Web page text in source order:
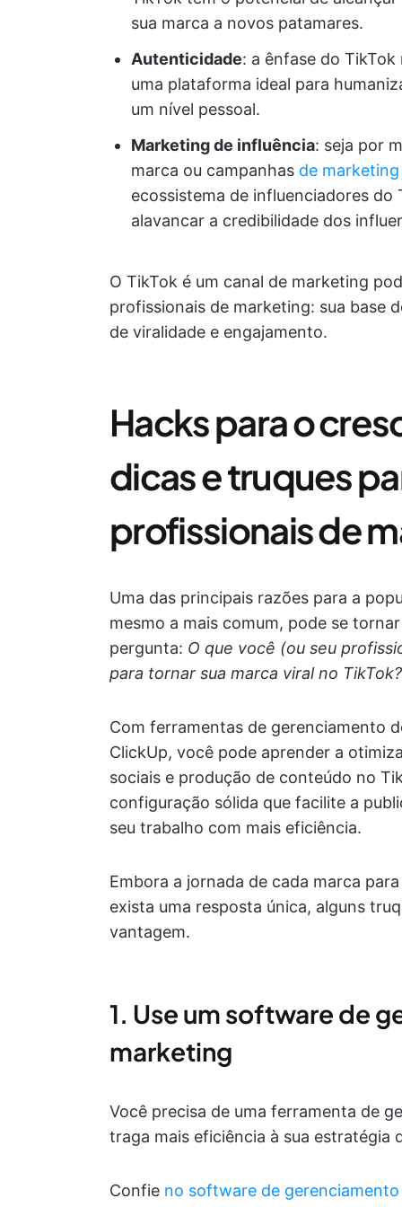
sua marca a novos patamares.
Autenticidade: a ênfase do
uma plataforma ideal para
um nível pessoal.
Marketing de influência: seja por
marca ou campanhas de
ecossistema de influenciadores do
alavancar a credibilidade dos
O TikTok é um canal de marketing
profissionais de marketing: sua base
de viralidade e engajamento.
Hacks para o
dicas e truques
profissionais de
Uma das principais razões para a
mesmo a mais comum, pode se
pergunta: O que você (ou seu
para tornar sua marca viral no TikTok?
Com ferramentas de gerenciamento
ClickUp, você pode aprender a
sociais e produção de conteúdo no
configuração sólida que facilite a
seu trabalho com mais eficiência.
Embora a jornada de cada marca
exista uma resposta única, alguns
vantagem.
1. Use um software de
marketing
Você precisa de uma ferramenta de
traga mais eficiência à sua estratégia
Confie no software de